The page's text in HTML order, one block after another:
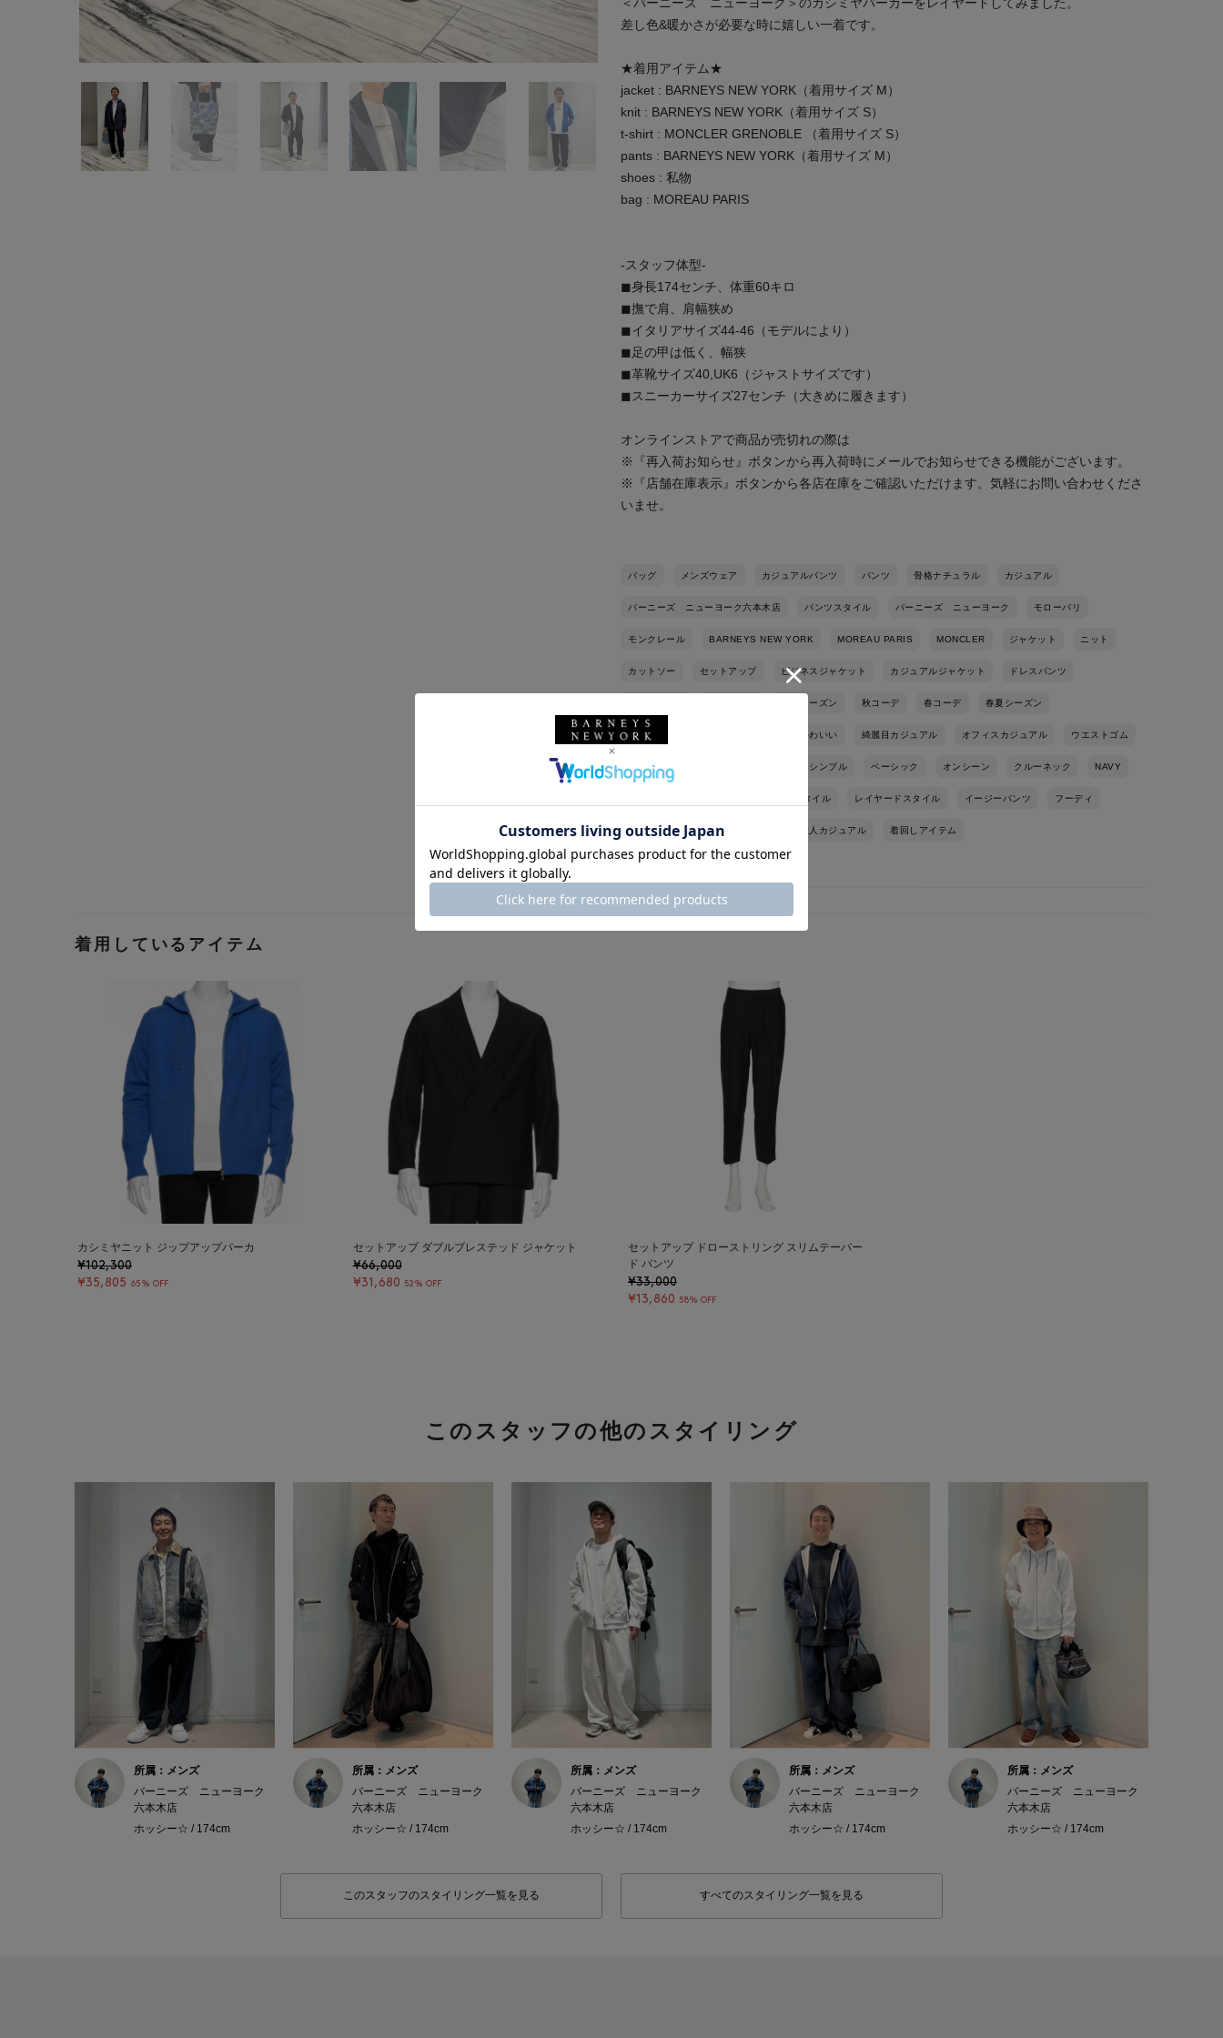
差し色&暖かさが必要な時に嬉しい一着です。
★着用アイテム★
jacket : BARNEYS NEW YORK（着用サイズ M）
knit : BARNEYS NEW YORK（着用サイズ S）
t-shirt : MONCLER GRENOBLE （着用サイズ S）
pants : BARNEYS NEW YORK（着用サイズ M）
shoes : 私物
bag : MOREAU PARIS
-スタッフ体型-
◼︎身長174センチ、体重60キロ
◼︎撫で肩、肩幅狭め
◼︎イタリアサイズ44-46（モデルにより）
◼︎足の甲は低く、幅狭
◼︎革靴サイズ40,UK6（ジャストサイズです）
◼︎スニーカーサイズ27センチ（大きめに履きます）
オンラインストアで商品が売切れの際は
※『再入荷お知らせ』ボタンから再入荷時にメールでお知らせできる機能がございます。
※『店舗在庫表示』ボタンから各店在庫をご確認いただけます。気軽にお問い合わせくださ
いませ。
バッグ メンズウェア カジュアルパンツ パンツ 骨格ナチュラル カジュアル
バーニーズ ニューヨーク六本木店 パンツスタイル バーニーズ ニューヨーク モローパリ
モンクレール BARNEYS NEW YORK MOREAU PARIS MONCLER ジャケット ニット
カットソー セットアップ ビジネスジャケット カジュアルジャケット ドレスパンツ
秋冬シーズン 秋コーデ 春コーデ 春夏シーズン
オールシーズン 大人かわいい 綺麗目カジュアル オフィスカジュアル ウエストゴム
通勤コーデ シンプル ベーシック オンシーン クルーネック NAVY
ジャケットスタイル レイヤードスタイル イージーパンツ フーディ
レイヤード スニーカーコーデ 大人カジュアル 着回しアイテム
着用しているアイテム
カシミヤニット ジップアップパーカ
¥102,300
¥35,805 65% OFF
セットアップ ダブルブレステッド ジャケット
¥66,000
¥31,680 52% OFF
セットアップ ドローストリング スリムテーパー
ド パンツ
¥33,000
¥13,860 58% OFF
このスタッフの他のスタイリング
所属：メンズ
バーニーズ ニューヨーク
六本木店
ホッシー☆ / 174cm
所属：メンズ
バーニーズ ニューヨーク
六本木店
ホッシー☆ / 174cm
所属：メンズ
バーニーズ ニューヨーク
六本木店
ホッシー☆ / 174cm
所属：メンズ
バーニーズ ニューヨーク
六本木店
ホッシー☆ / 174cm
所属：メンズ
バーニーズ ニューヨーク
六本木店
ホッシー☆ / 174cm
このスタッフのスタイリング一覧を見る すべてのスタイリング一覧を見る